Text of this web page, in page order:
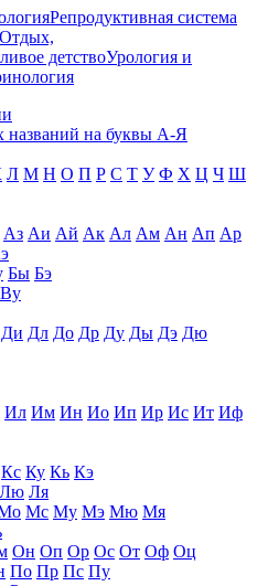
Репродуктивная система
детствоУрология и
названий на буквы А-Я
Л М Н О П Р С Т У Ф Х Ц Ч Ш
Аз Аи Ай Ак Ал Ам Ан Ап Ар
Бы Бэ
Ву
Ди Дл До Др Ду Ды Дэ Дю
Ил Им Ин Ио Ип Ир Ис Ит Иф
Кс Ку Кь Кэ
Лю Ля
Мс Му Мэ Мю Мя
Он Оп Ор Ос От Оф Оц
По Пр Пс Пу